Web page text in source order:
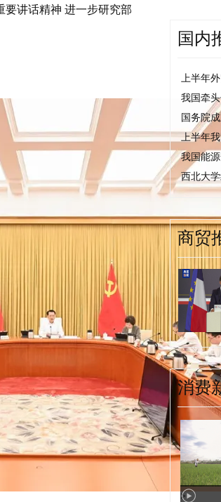
要讲话精神 进一步研究部
国内
上半年
我国牵
国务院
上半年
我国能
西北大
商贸
消费
>